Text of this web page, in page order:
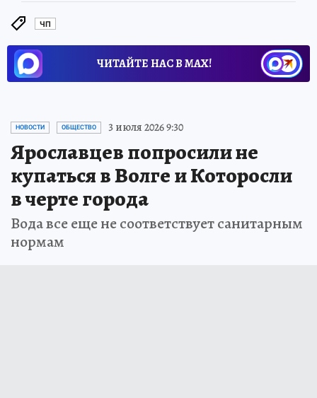
ЧП
ЧИТАЙТЕ НАС В МАХ!
НОВОСТИ ОБЩЕСТВО 3 июля 2026 9:30
Ярославцев попросили не
купаться в Волге и Которосли
в черте города
Вода все еще не соответствует санитарным
нормам